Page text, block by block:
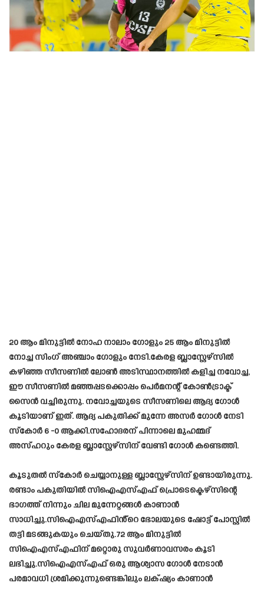
20 ആം മിനുട്ടിൽ നോഹ നാലാം ഗോളും 25 ആം മിനുട്ടിൽ
നോച്ച സിംഗ് അഞ്ചാം ഗോളും നേടി.കേരള ബ്ലാസ്റ്റേഴ്സിൽ
കഴിഞ്ഞ സീസണിൽ ലോൺ അടിസ്ഥാനത്തിൽ കളിച്ച നവോച്ച,
ഈ സീസണിൽ മഞ്ഞപ്പടക്കൊപ്പം പെർമനന്റ് കോൺട്രാക്ട്
സൈൻ വച്ചിരുന്നു. നവോച്ചയുടെ സീസണിലെ ആദ്യ ഗോൾ
കൂടിയാണ് ഇത്. ആദ്യ പകുതിക്ക് മുന്നേ അസർ ഗോൾ നേടി
സ്കോർ 6 -0 ആക്കി.സഹോദരന് പിന്നാലെ മുഹമ്മദ്
അസ്ഹറും കേരള ബ്ലാസ്റ്റേഴ്സിന് വേണ്ടി ഗോൾ കണ്ടെത്തി.
കൂടുതൽ സ്കോർ ചെയ്യാനുള്ള ബ്ലാസ്റ്റേഴ്സിന് ഉണ്ടായിരുന്നു.
രണ്ടാം പകുതിയിൽ സിഐഎസ്എഫ് പ്രൊടെക്ടെഴ്സിന്റെ
ഭാഗത്ത് നിന്നും ചില മുന്നേറ്റങ്ങൾ കാണാൻ
സാധിച്ചു.സിഐഎസ്എഫിൻ്റെ ഭോലയുടെ ഷോട്ട് പോസ്റ്റിൽ
തട്ടി മടങ്ങുകയും ചെയ്തു.72 ആം മിനുട്ടിൽ
സിഐഎസ്എഫിന് മറ്റൊരു സുവർണാവസരം കൂടി
ലഭിച്ചു.സിഐഎസ്എഫ് ഒരു ആശ്വാസ ഗോൾ നേടാൻ
പരമാവധി ശ്രമിക്കുന്നുണ്ടെങ്കിലും ലക്‌ഷ്യം കാണാൻ